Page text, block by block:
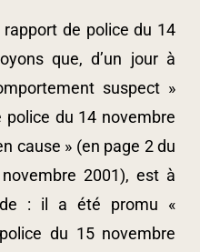
de police du 14
que, d’un jour à
suspect »
du 14 novembre
cause » (en page 2 du
2001), est à
: il a été promu «
du 15 novembre